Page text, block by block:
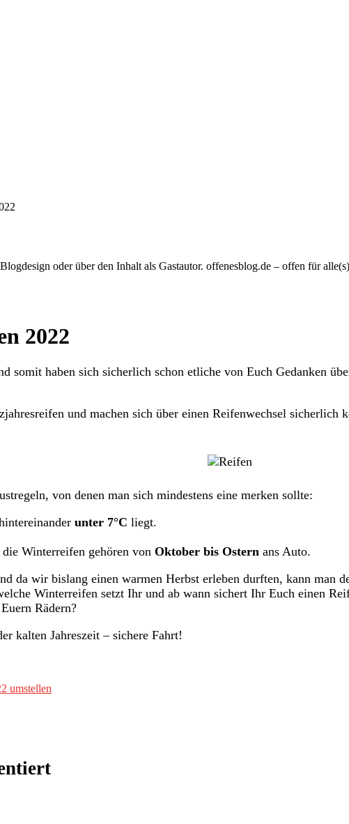
oder über den Inhalt als Gastautor. offenesblog.de – offen für alle(s)
2022
somit haben sich sicherlich schon etliche von Euch Gedanken
und machen sich über einen Reifenwechsel sicherlich
von denen man sich mindestens eine merken sollte:
unter 7°C liegt.
Winterreifen gehören von Oktober bis Ostern ans Auto.
da wir bislang einen warmen Herbst erleben durften, kann man
Winterreifen setzt Ihr und ab wann sichert Ihr Euch einen
Rädern?
kalten Jahreszeit – sichere Fahrt!
umstellen